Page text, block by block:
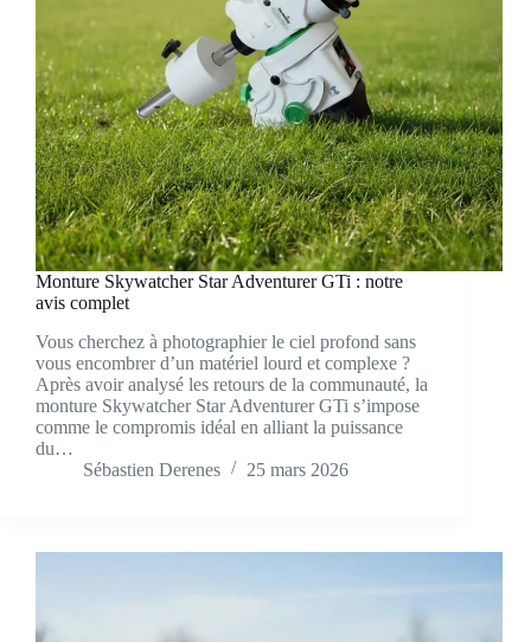
Monture Skywatcher Star Adventurer GTi : notre
avis complet
Vous cherchez à photographier le ciel profond sans
vous encombrer d’un matériel lourd et complexe ?
Après avoir analysé les retours de la communauté, la
monture Skywatcher Star Adventurer GTi s’impose
comme le compromis idéal en alliant la puissance
du…
Sébastien Derenes
25 mars 2026